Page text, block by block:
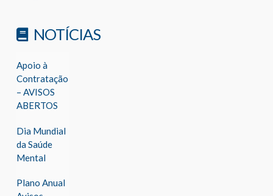
NOTÍCIAS
Apoio à
Contratação
– AVISOS
ABERTOS
Dia Mundial
da Saúde
Mental
Plano Anual